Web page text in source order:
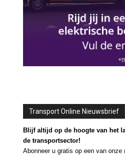
Transport Online Nieuwsbrief
Blijf altijd op de hoogte van het
de transportsector!
Abonneer u gratis op een van onze